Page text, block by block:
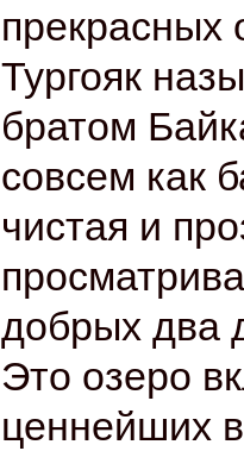
прекрасных
Тургояк
братом
совсем как
чистая и
добрых два
Это озеро
ценнейших